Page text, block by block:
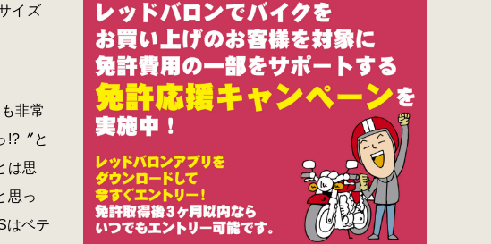
イズ
非常
!?〞と
は思
思っ
はベテ